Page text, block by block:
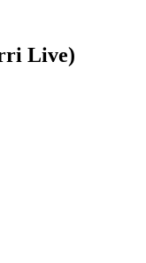
Live)